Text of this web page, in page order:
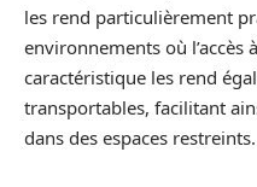
les rend particulièrement
environnements où l’accès
caractéristique les rend
transportables, facilitant
dans des espaces restreints.